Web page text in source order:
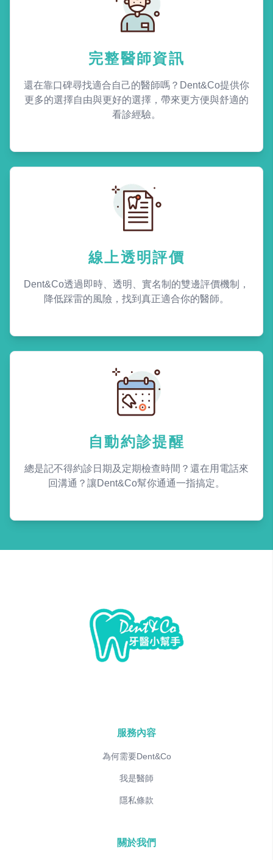
完整醫師資訊
還在靠口碑尋找適合自己的醫師嗎？Dent&Co提供你
更多的選擇自由與更好的選擇，帶來更方便與舒適的
看診經驗。
線上透明評價
Dent&Co透過即時、透明、實名制的雙邊評價機制，
降低踩雷的風險，找到真正適合你的醫師。
自動約診提醒
總是記不得約診日期及定期檢查時間？還在用電話來
回溝通？讓Dent&Co幫你通通一指搞定。
服務內容
為何需要Dent&Co
我是醫師
隱私條款
關於我們